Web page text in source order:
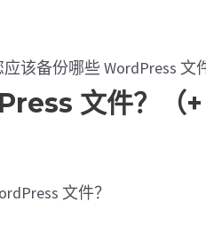
该备份哪些 WordPress 文
文件？（+
文件？